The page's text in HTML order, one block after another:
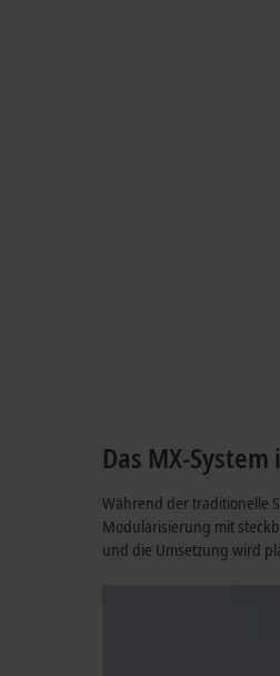
Das MX-
Während der traditionelle
Modularisierung mit
und die Umsetzung wird